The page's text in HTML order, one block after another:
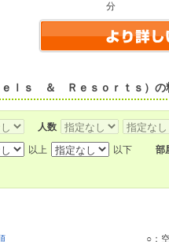
分
ｌｓ ＆ Ｒｅｓｏｒｔｓ）の
人数
以上 以下 部
○：